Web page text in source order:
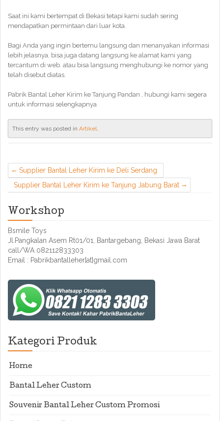
Saat ini kami bertempat di Bekasi tetapi kami sudah sering
mendapatkan permintaan dari luar kota.
Bagi Anda yang ingin bertemu langsung dan menanyakan informasi
lebih jelasnya, bisa juga datang langsung ke alamat kami yang
tercantum di web. atau bisa langsung menghubungi ke nomor yang
telah disebut diatas.
Pabrik Bantal Leher Kirim ke Tanjung Pandan , hubungi kami segera
untuk informasi selengkapnya
This entry was posted in Artikel.
Supplier Bantal Leher Kirim ke Deli Serdang
Supplier Bantal Leher Kirim ke Tanjung Jabung Barat
Workshop
Bsmile Toys
Jl.Pangkalan Asem Rt01/01, Bantargebang, Bekasi Jawa Barat
call/WA 082112833303
Email : Pabrikbantalleher[at]gmail.com
Kategori Produk
Home
Bantal Leher Custom
Souvenir Bantal Leher Custom Promosi